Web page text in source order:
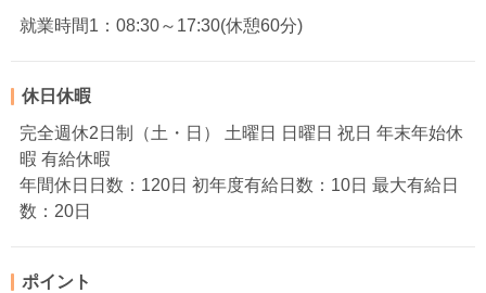
就業時間1：08:30～17:30(休憩60分)
休日休暇
完全週休2日制（土・日） 土曜日 日曜日 祝日 年末年始休
暇 有給休暇
年間休日日数：120日 初年度有給日数：10日 最大有給日
数：20日
ポイント